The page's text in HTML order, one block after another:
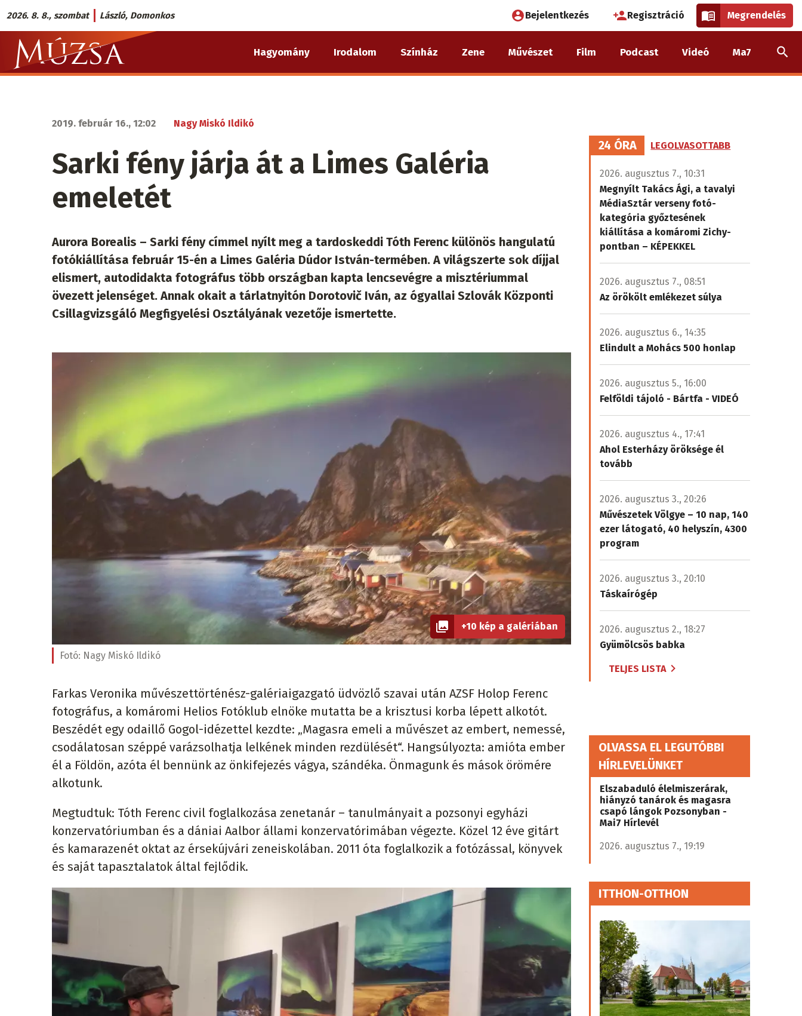
Ugrás
a
tartalomra
2026. 8. 8., szombat László, Domonkos
Felhasználói
fiók
menüje
Bejelentkezés Regisztráció Megrendelés
Múzsa.sk
fő
Hagyomány Irodalom Színház Zene Művészet Film Podcast Videó Ma7
2019. február 16., 12:02 Nagy Miskó Ildikó
Sarki fény járja át a Limes Galéria
emeletét
Aurora Borealis – Sarki fény címmel nyílt meg a tardoskeddi Tóth Ferenc különös hangulatú
fotókiállítása február 15-én a Limes Galéria Dúdor István-termében. A világszerte sok díjjal
elismert, autodidakta fotográfus több országban kapta lencsevégre a misztériummal
övezett jelenséget. Annak okait a tárlatnyitón Dorotovič Iván, az ógyallai Szlovák Központi
Csillagvizsgáló Megfigyelési Osztályának vezetője ismertette.
+10 kép a galériában
Fotó: Nagy Miskó Ildikó
Farkas Veronika művészettörténész-galériaigazgató üdvözlő szavai után AZSF Holop Ferenc
fotográfus, a komáromi Helios Fotóklub elnöke mutatta be a krisztusi korba lépett alkotót.
Beszédét egy odaillő Gogol-idézettel kezdte: „Magasra emeli a művészet az embert, nemessé,
csodálatosan széppé varázsolhatja lelkének minden rezdülését“. Hangsúlyozta: amióta ember
él a Földön, azóta él bennünk az önkifejezés vágya, szándéka. Önmagunk és mások örömére
alkotunk.
Megtudtuk: Tóth Ferenc civil foglalkozása zenetanár – tanulmányait a pozsonyi egyházi
konzervatóriumban és a dániai Aalbor állami konzervatórimában végezte. Közel 12 éve gitárt
és kamarazenét oktat az érsekújvári zeneiskolában. 2011 óta foglalkozik a fotózással, könyvek
és saját tapasztalatok által fejlődik.
24 ÓRA LEGOLVASOTTABB
2026. augusztus 7., 10:31
Megnyílt Takács Ági, a tavalyi
MédiaSztár verseny fotó-
kategória győztesének
kiállítása a komáromi Zichy-
pontban – KÉPEKKEL
2026. augusztus 7., 08:51
Az örökölt emlékezet súlya
2026. augusztus 6., 14:35
Elindult a Mohács 500 honlap
2026. augusztus 5., 16:00
Felföldi tájoló - Bártfa - VIDEÓ
2026. augusztus 4., 17:41
Ahol Esterházy öröksége él
tovább
2026. augusztus 3., 20:26
Művészetek Völgye – 10 nap, 140
ezer látogató, 40 helyszín, 4300
program
2026. augusztus 3., 20:10
Táskaírógép
2026. augusztus 2., 18:27
Gyümölcsös babka
TELJES LISTA
OLVASSA EL LEGUTÓBBI
HÍRLEVELÜNKET
Elszabaduló élelmiszerárak,
hiányzó tanárok és magasra
csapó lángok Pozsonyban -
Mai7 Hírlevél
2026. augusztus 7., 19:19
ITTHON-OTTHON